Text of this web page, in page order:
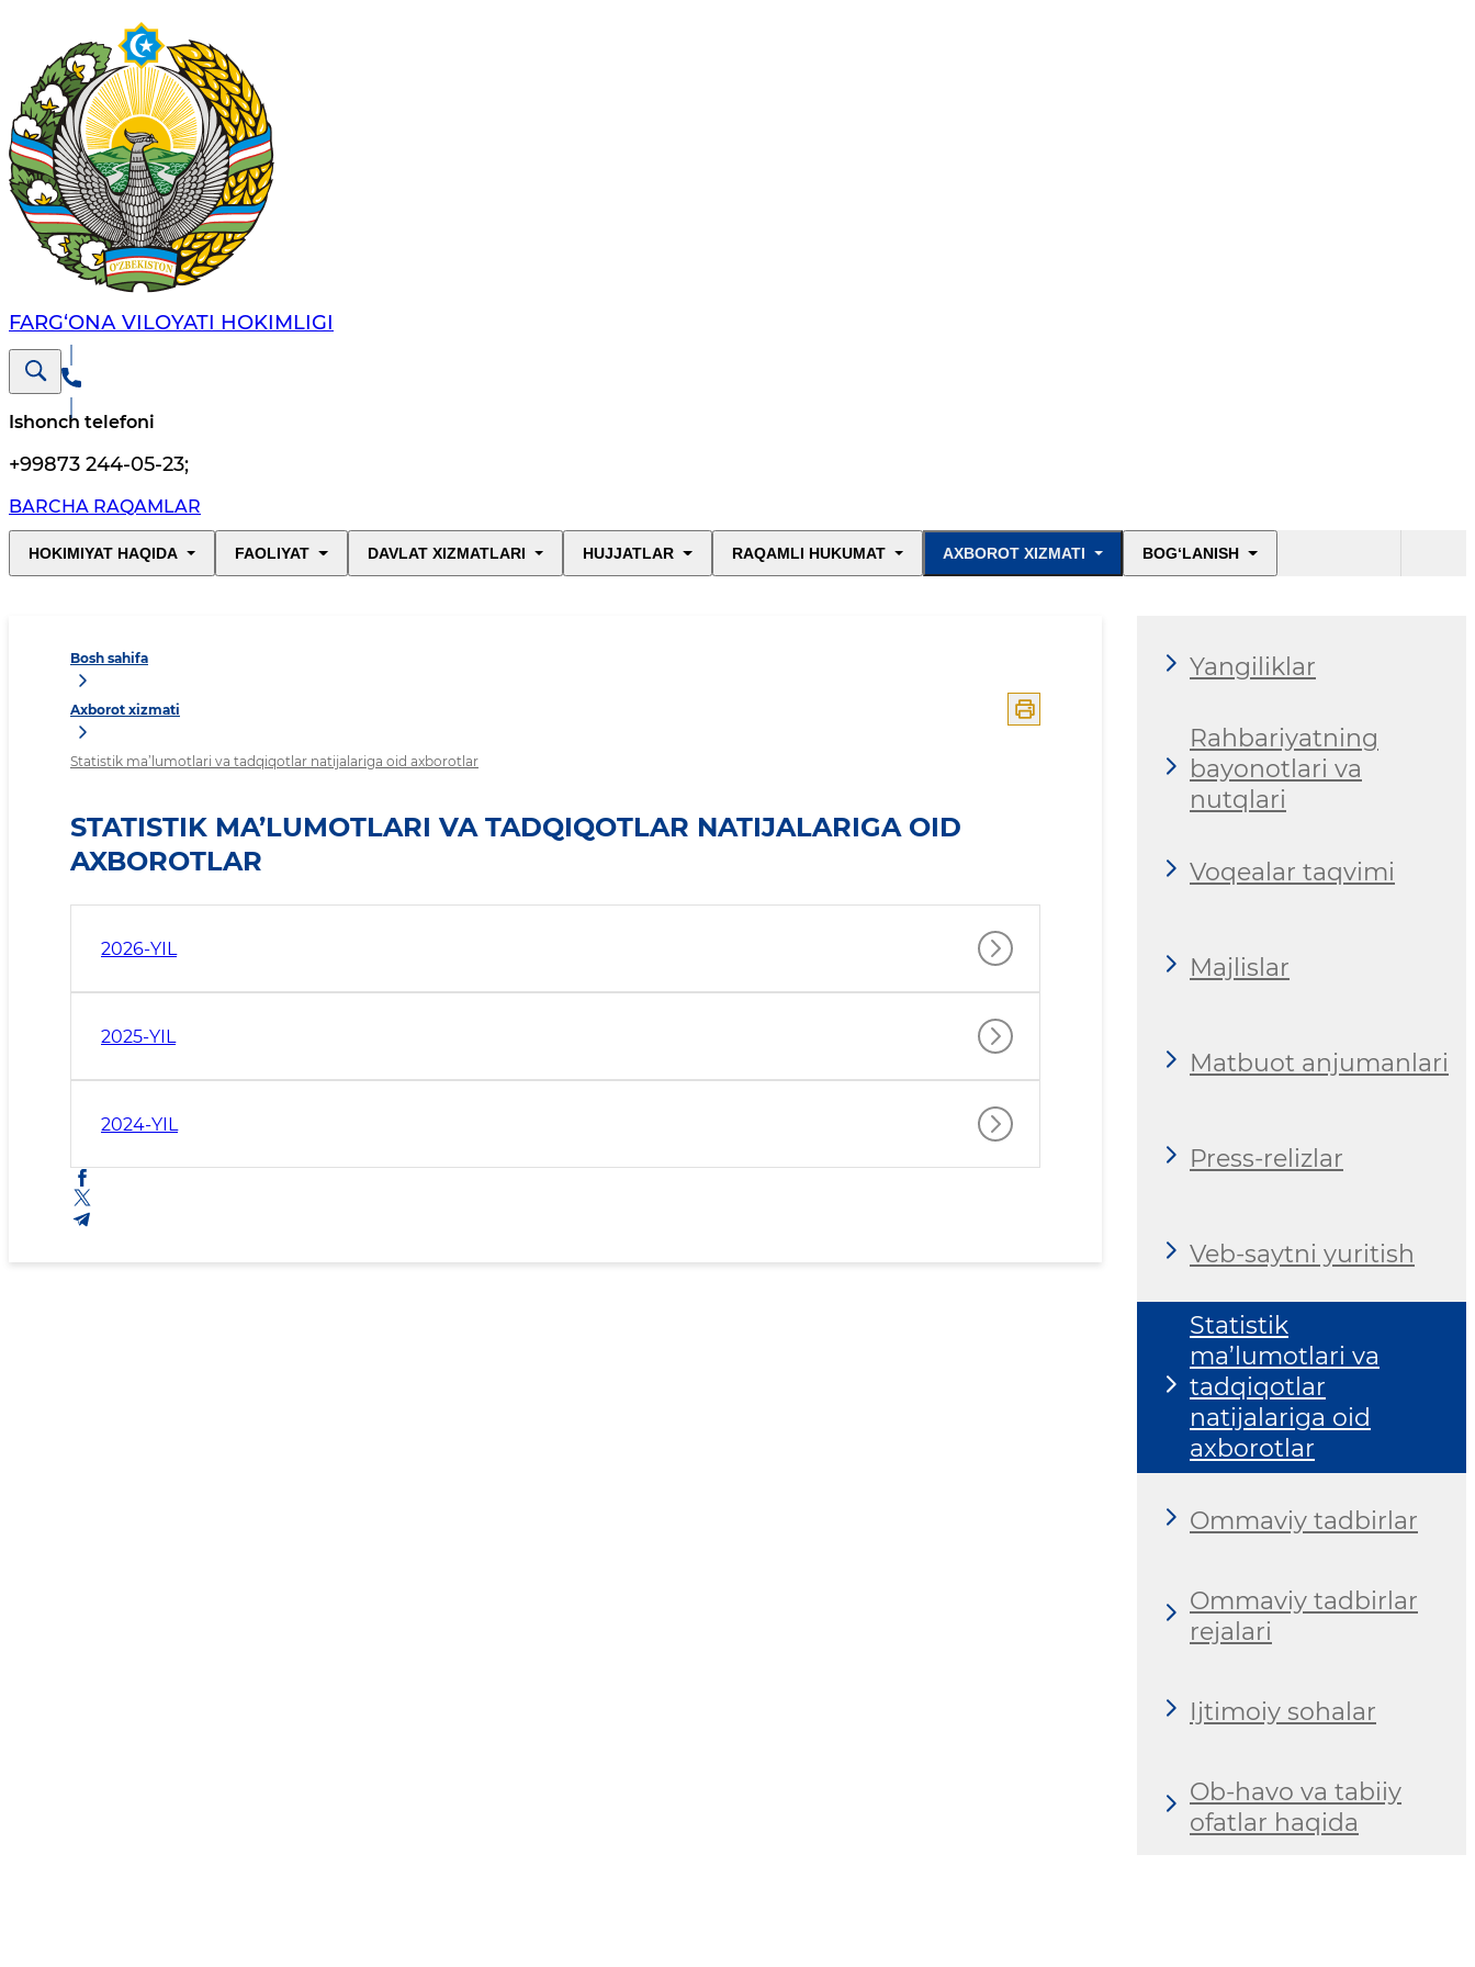
FARG‘ОNА VILОYATI HОKIMLIGI
Ishonch telefoni
+99873 244-05-23;
BARCHA RAQAMLAR
HOKIMIYAT HAQIDA FAOLIYAT DAVLAT XIZMATLARI HUJJATLAR RAQAMLI HUKUMAT AXBOROT XIZMATI BOG‘LANISH
Bosh sahifa
Axborot xizmati
Statistik ma’lumotlari va tadqiqotlar natijalariga oid axborotlar
STATISTIK MA’LUMOTLARI VA TADQIQOTLAR NATIJALARIGA OID
AXBOROTLAR
2026-YIL
2025-YIL
2024-YIL
Axborot xizmati
Yangiliklar
Rahbariyatning
bayonotlari va
nutqlari
Voqealar taqvimi
Majlislar
Matbuot anjumanlari
Press-relizlar
Veb-saytni yuritish
Statistik
ma’lumotlari va
tadqiqotlar
natijalariga oid
axborotlar
Ommaviy tadbirlar
Ommaviy tadbirlar
rejalari
Ijtimoiy sohalar
Ob-havo va tabiiy
ofatlar haqida